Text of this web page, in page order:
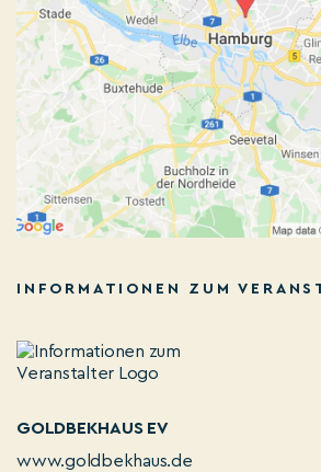
INFORMATIONEN ZUM
GOLDBEKHAUS EV
www.goldbekhaus.de